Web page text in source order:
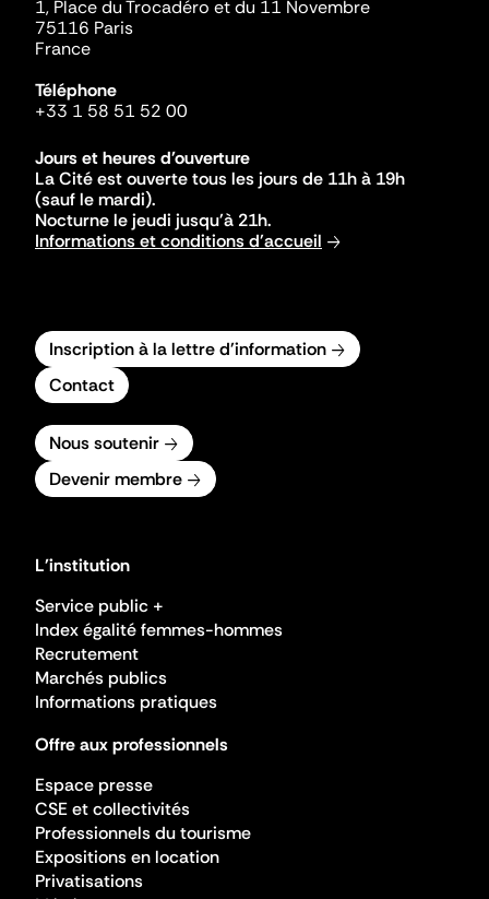
1, Place du Trocadéro et du 11 Novembre
75116 Paris
France
Téléphone
+33 1 58 51 52 00
Jours et heures d'ouverture
La Cité est ouverte tous les jours de 11h à 19h
(sauf le mardi).
Nocturne le jeudi jusqu'à 21h.
Informations et conditions d'accueil
Inscription à la lettre d'information
Contact
Nous soutenir
Devenir membre
L'institution
Service public +
Index égalité femmes-hommes
Recrutement
Marchés publics
Informations pratiques
Offre aux professionnels
Espace presse
CSE et collectivités
Professionnels du tourisme
Expositions en location
Privatisations